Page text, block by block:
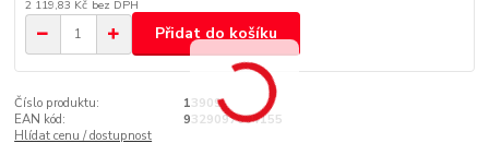
2 119,83 Kč bez DPH
Přidat do košíku
Číslo produktu:
13909
EAN kód:
9329097064155
Hlídat cenu / dostupnost